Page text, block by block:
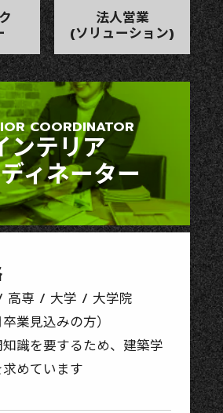
法人営業
(ソリューション)
COORDINATOR
ンテリア
ィネーター
高専 / 大学 / 大学院
卒業見込みの方）
識を要するため、建築学
めています